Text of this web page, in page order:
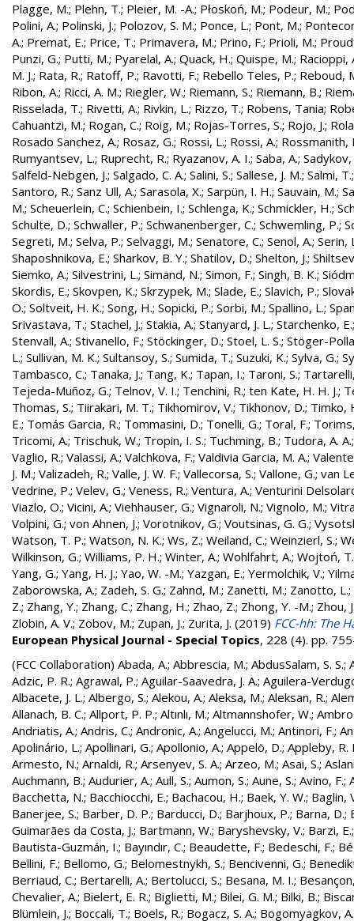
Plagge, M.; Plehn, T.; Pleier, M. -A.; Płoskoń, M.; Podeur, M.;
Polini, A.; Polinski, J.; Polozov, S. M.; Ponce, L.; Pont, M.;
A.; Premat, E.; Price, T.; Primavera, M.; Prino, F.; Prioli, M.;
Punzi, G.; Putti, M.; Pyarelal, A.; Quack, H.; Quispe, M.; Racioppi,
M. J.; Rata, R.; Ratoff, P.; Ravotti, F.; Rebello Teles, P.; Reboud,
Ribon, A.; Ricci, A. M.; Riegler, W.; Riemann, S.; Riemann, B.;
Risselada, T.; Rivetti, A.; Rivkin, L.; Rizzo, T.; Robens, Tania;
Cahuantzi, M.; Rogan, C.; Roig, M.; Rojas-Torres, S.; Rojo, J.;
Rosado Sanchez, A.; Rosaz, G.; Rossi, L.; Rossi, A.; Rossmanith,
Rumyantsev, L.; Ruprecht, R.; Ryazanov, A. I.; Saba, A.; Sadykov,
Salfeld-Nebgen, J.; Salgado, C. A.; Salini, S.; Sallese, J. M.; Salmi, T.
Santoro, R.; Sanz Ull, A.; Sarasola, X.; Sarpün, I. H.; Sauvain, M.;
M.; Scheuerlein, C.; Schienbein, I.; Schlenga, K.; Schmickler, H.;
Schulte, D.; Schwaller, P.; Schwanenberger, C.; Schwemling, P.;
Segreti, M.; Selva, P.; Selvaggi, M.; Senatore, C.; Senol, A.; Serin,
Shaposhnikova, E.; Sharkov, B. Y.; Shatilov, D.; Shelton, J.;
Siemko, A.; Silvestrini, L.; Simand, N.; Simon, F.; Singh, B. K.;
Skordis, E.; Skovpen, K.; Skrzypek, M.; Slade, E.; Slavich, P.;
O.; Soltveit, H. K.; Song, H.; Sopicki, P.; Sorbi, M.; Spallino, L.;
Srivastava, T.; Stachel, J.; Stakia, A.; Stanyard, J. L.; Starchenko, E.
Stenvall, A.; Stivanello, F.; Stöckinger, D.; Stoel, L. S.; Stöger-
L.; Sullivan, M. K.; Sultansoy, S.; Sumida, T.; Suzuki, K.; Sylva, G.;
Tambasco, C.; Tanaka, J.; Tang, K.; Tapan, I.; Taroni, S.;
Tejeda-Muñoz, G.; Telnov, V. I.; Tenchini, R.; ten Kate, H. H. J.;
Thomas, S.; Tiirakari, M. T.; Tikhomirov, V.; Tikhonov, D.; Timko,
E.; Tomás Garcia, R.; Tommasini, D.; Tonelli, G.; Toral, F.;
Tricomi, A.; Trischuk, W.; Tropin, I. S.; Tuchming, B.; Tudora, A. A.
Vaglio, R.; Valassi, A.; Valchkova, F.; Valdivia Garcia, M. A.;
J. M.; Valizadeh, R.; Valle, J. W. F.; Vallecorsa, S.; Vallone, G.; van
Vedrine, P.; Velev, G.; Veness, R.; Ventura, A.; Venturini
Viazlo, O.; Vicini, A.; Viehhauser, G.; Vignaroli, N.; Vignolo, M.;
Volpini, G.; von Ahnen, J.; Vorotnikov, G.; Voutsinas, G. G.;
Watson, T. P.; Watson, N. K.; Ws, Z.; Weiland, C.; Weinzierl, S.;
Wilkinson, G.; Williams, P. H.; Winter, A.; Wohlfahrt, A.; Wojtoń, T.
Yang, G.; Yang, H. J.; Yao, W. -M.; Yazgan, E.; Yermolchik, V.;
Zaborowska, A.; Zadeh, S. G.; Zahnd, M.; Zanetti, M.; Zanotto, L.;
Z.; Zhang, Y.; Zhang, C.; Zhang, H.; Zhao, Z.; Zhong, Y. -M.; Zhou,
Zlobin, A. V.; Zobov, M.; Zupan, J.; Zurita, J. (2019) FCC-hh: The
European Physical Journal - Special Topics, 228 (4). pp.
(FCC Collaboration) Abada, A.; Abbrescia, M.; AbdusSalam, S. S.;
Adzic, P. R.; Agrawal, P.; Aguilar-Saavedra, J. A.; Aguilera-
Albacete, J. L.; Albergo, S.; Alekou, A.; Aleksa, M.; Aleksan, R.;
Allanach, B. C.; Allport, P. P.; Altınlı, M.; Altmannshofer, W.;
Andriatis, A.; Andris, C.; Andronic, A.; Angelucci, M.; Antinori, F.;
Apolinário, L.; Apollinari, G.; Apollonio, A.; Appelö, D.; Appleby, R.
Armesto, N.; Arnaldi, R.; Arsenyev, S. A.; Arzeo, M.; Asai, S.;
Auchmann, B.; Audurier, A.; Aull, S.; Aumon, S.; Aune, S.; Avino, F.;
Bacchetta, N.; Bacchiocchi, E.; Bachacou, H.; Baek, Y. W.; Baglin,
Banerjee, S.; Barber, D. P.; Barducci, D.; Barjhoux, P.; Barna, D.;
Guimarães da Costa, J.; Bartmann, W.; Baryshevsky, V.; Barzi, E.
Bautista-Guzmán, I.; Bayındır, C.; Beaudette, F.; Bedeschi, F.;
Bellini, F.; Bellomo, G.; Belomestnykh, S.; Bencivenni, G.;
Berriaud, C.; Bertarelli, A.; Bertolucci, S.; Besana, M. I.;
Chevalier, A.; Bielert, E. R.; Biglietti, M.; Bilei, G. M.; Bilki, B.;
Blümlein, J.; Boccali, T.; Boels, R.; Bogacz, S. A.; Bogomyagkov, A.